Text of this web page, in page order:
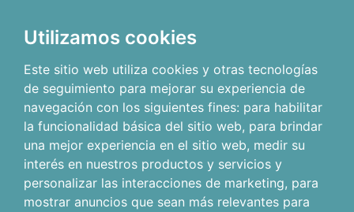
Utilizamos cookies
Este sitio web utiliza cookies y otras tecnologías
de seguimiento para mejorar su experiencia de
navegación con los siguientes fines: para habilitar
la funcionalidad básica del sitio web, para brindar
una mejor experiencia en el sitio web, medir su
interés en nuestros productos y servicios y
personalizar las interacciones de marketing, para
mostrar anuncios que sean más relevantes para